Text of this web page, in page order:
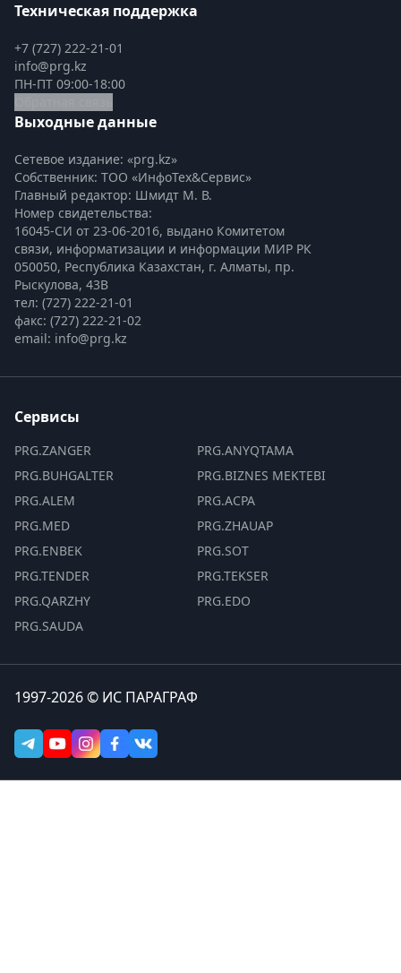
Техническая поддержка
+7 (727) 222-21-01
info@prg.kz
ПН-ПТ 09:00-18:00
Выходные данные
Сетевое издание: «prg.kz»
Собственник: ТОО «ИнфоТех&Сервис»
Главный редактор: Шмидт М. В.
Номер свидетельства:
16045-СИ от 23-06-2016, выдано Комитетом
связи, информатизации и информации МИР РК
050050, Республика Казахстан, г. Алматы, пр.
Рыскулова, 43В
тел: (727) 222-21-01
факс: (727) 222-21-02
email: info@prg.kz
Сервисы
PRG.ZANGER
PRG.BUHGALTER
PRG.ALEM
PRG.MED
PRG.ENBEK
PRG.TENDER
PRG.QARZHY
PRG.SAUDA
PRG.ANYQTAMA
PRG.BIZNES MEKTEBI
PRG.ACPA
PRG.ZHAUAP
PRG.SOT
PRG.TEKSER
PRG.EDO
1997-2026 © ИС ПАРАГРАФ